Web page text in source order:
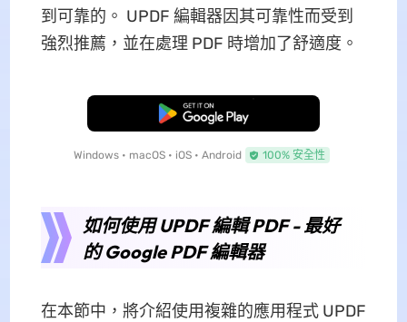
到可靠的。 UPDF 編輯器因其可靠性而受到
強烈推薦，並在處理 PDF 時增加了舒適度。
免費下載
Windows • macOS • iOS • Android 100% 安全性
如何使用 UPDF 編輯 PDF - 最好
的 Google PDF 編輯器
在本節中，將介紹使用複雜的應用程式 UPDF